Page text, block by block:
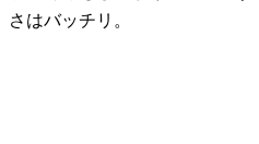
さはバッチリ。